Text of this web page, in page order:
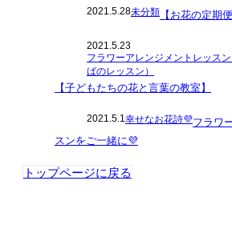
2021.5.28未分類 【お花の定期便
2021.5.23
フラワーアレンジメントレッス
ばのレッスン）
【子どもたちの花と言葉の教室】
2021.5.1幸せなお花詩💜フラワ
スンをご一緒に💜
トップページに戻る